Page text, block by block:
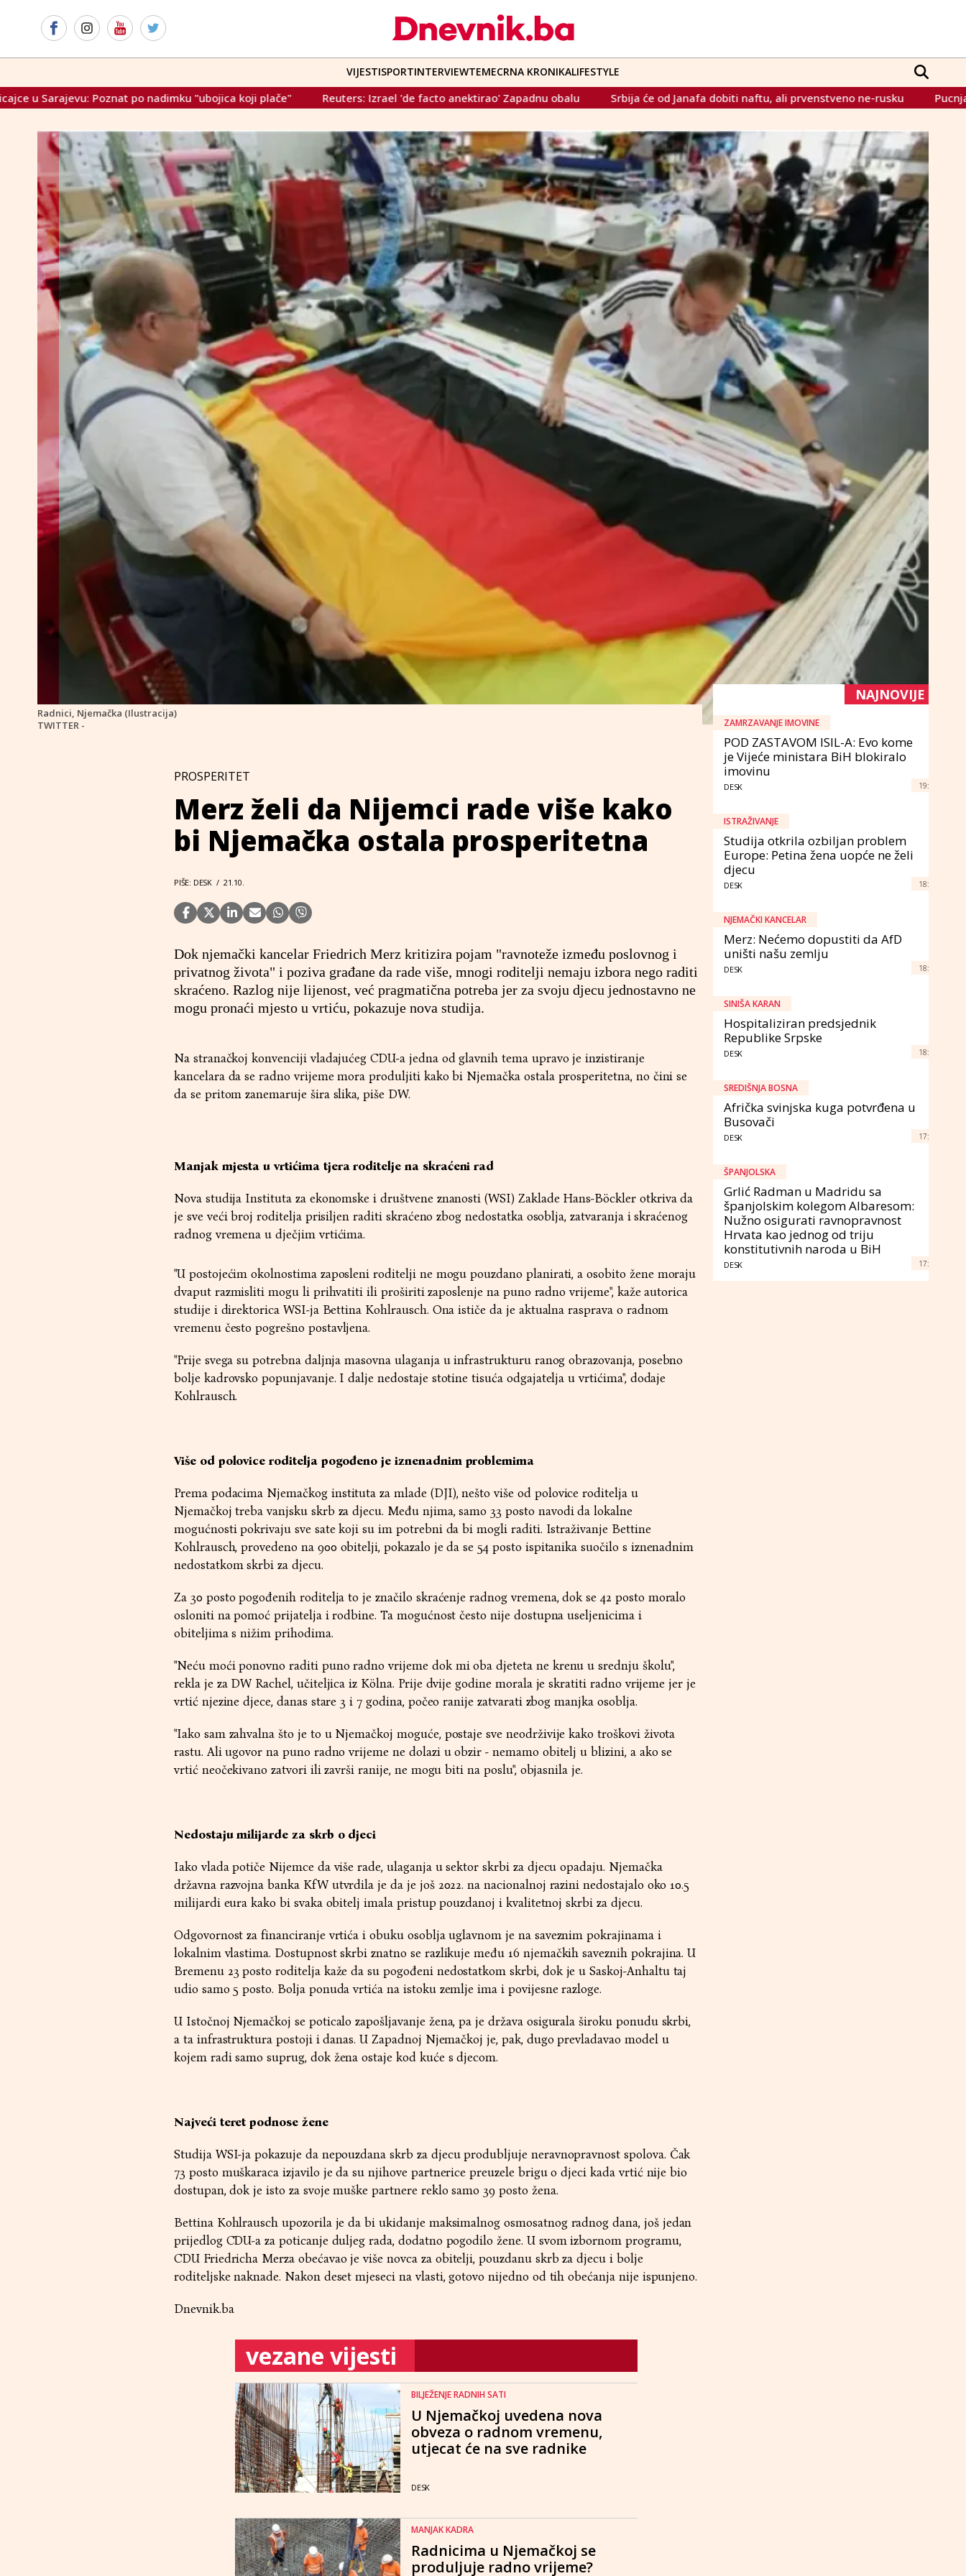
VIJESTISPORTINTERVIEWTEMECRNA KRONIKALIFESTYLE
"ubojica koji plače" Reuters: Izrael 'de facto anektirao' Zapadnu obalu Srbija će od Janafa dobiti naftu, ali prvenstveno ne-rusku Pucnjava na Ilidži: Policija ranila
Radnici, Njemačka (Ilustracija)
TWITTER -
PROSPERITET
Merz želi da Nijemci rade više kako
bi Njemačka ostala prosperitetna
PIŠE: DESK / 21.10.
Dok njemački kancelar Friedrich Merz kritizira pojam "ravnoteže između poslovnog i
privatnog života" i poziva građane da rade više, mnogi roditelji nemaju izbora nego raditi
skraćeno. Razlog nije lijenost, već pragmatična potreba jer za svoju djecu jednostavno ne
mogu pronaći mjesto u vrtiću, pokazuje nova studija.
Na stranačkoj konvenciji vladajućeg CDU-a jedna od glavnih tema upravo je inzistiranje
kancelara da se radno vrijeme mora produljiti kako bi Njemačka ostala prosperitetna, no čini se
da se pritom zanemaruje šira slika, piše DW.
Manjak mjesta u vrtićima tjera roditelje na skraćeni rad
Nova studija Instituta za ekonomske i društvene znanosti (WSI) Zaklade Hans-Böckler otkriva da
je sve veći broj roditelja prisiljen raditi skraćeno zbog nedostatka osoblja, zatvaranja i skraćenog
radnog vremena u dječjim vrtićima.
"U postojećim okolnostima zaposleni roditelji ne mogu pouzdano planirati, a osobito žene moraju
dvaput razmisliti mogu li prihvatiti ili proširiti zaposlenje na puno radno vrijeme", kaže autorica
studije i direktorica WSI-ja Bettina Kohlrausch. Ona ističe da je aktualna rasprava o radnom
vremenu često pogrešno postavljena.
"Prije svega su potrebna daljnja masovna ulaganja u infrastrukturu ranog obrazovanja, posebno
bolje kadrovsko popunjavanje. I dalje nedostaje stotine tisuća odgajatelja u vrtićima", dodaje
Kohlrausch.
Više od polovice roditelja pogođeno je iznenadnim problemima
Prema podacima Njemačkog instituta za mlade (DJI), nešto više od polovice roditelja u
Njemačkoj treba vanjsku skrb za djecu. Među njima, samo 33 posto navodi da lokalne
mogućnosti pokrivaju sve sate koji su im potrebni da bi mogli raditi. Istraživanje Bettine
Kohlrausch, provedeno na 900 obitelji, pokazalo je da se 54 posto ispitanika suočilo s iznenadnim
nedostatkom skrbi za djecu.
Za 30 posto pogođenih roditelja to je značilo skraćenje radnog vremena, dok se 42 posto moralo
osloniti na pomoć prijatelja i rodbine. Ta mogućnost često nije dostupna useljenicima i
obiteljima s nižim prihodima.
"Neću moći ponovno raditi puno radno vrijeme dok mi oba djeteta ne krenu u srednju školu",
rekla je za DW Rachel, učiteljica iz Kölna. Prije dvije godine morala je skratiti radno vrijeme jer je
vrtić njezine djece, danas stare 3 i 7 godina, počeo ranije zatvarati zbog manjka osoblja.
"Iako sam zahvalna što je to u Njemačkoj moguće, postaje sve neodrživije kako troškovi života
rastu. Ali ugovor na puno radno vrijeme ne dolazi u obzir - nemamo obitelj u blizini, a ako se
vrtić neočekivano zatvori ili završi ranije, ne mogu biti na poslu", objasnila je.
Nedostaju milijarde za skrb o djeci
Iako vlada potiče Nijemce da više rade, ulaganja u sektor skrbi za djecu opadaju. Njemačka
državna razvojna banka KfW utvrdila je da je još 2022. na nacionalnoj razini nedostajalo oko 10.5
milijardi eura kako bi svaka obitelj imala pristup pouzdanoj i kvalitetnoj skrbi za djecu.
Odgovornost za financiranje vrtića i obuku osoblja uglavnom je na saveznim pokrajinama i
lokalnim vlastima. Dostupnost skrbi znatno se razlikuje među 16 njemačkih saveznih pokrajina. U
Bremenu 23 posto roditelja kaže da su pogođeni nedostatkom skrbi, dok je u Saskoj-Anhaltu taj
udio samo 5 posto. Bolja ponuda vrtića na istoku zemlje ima i povijesne razloge.
U Istočnoj Njemačkoj se poticalo zapošljavanje žena, pa je država osigurala široku ponudu skrbi,
a ta infrastruktura postoji i danas. U Zapadnoj Njemačkoj je, pak, dugo prevladavao model u
kojem radi samo suprug, dok žena ostaje kod kuće s djecom.
Najveći teret podnose žene
Studija WSI-ja pokazuje da nepouzdana skrb za djecu produbljuje neravnopravnost spolova. Čak
73 posto muškaraca izjavilo je da su njihove partnerice preuzele brigu o djeci kada vrtić nije bio
dostupan, dok je isto za svoje muške partnere reklo samo 39 posto žena.
Bettina Kohlrausch upozorila je da bi ukidanje maksimalnog osmosatnog radnog dana, još jedan
prijedlog CDU-a za poticanje duljeg rada, dodatno pogodilo žene. U svom izbornom programu,
CDU Friedricha Merza obećavao je više novca za obitelji, pouzdanu skrb za djecu i bolje
roditeljske naknade. Nakon deset mjeseci na vlasti, gotovo nijedno od tih obećanja nije ispunjeno.
Dnevnik.ba
vezane vijesti
BILJEŽENJE RADNIH SATI
U Njemačkoj uvedena nova
obveza o radnom vremenu,
utjecat će na sve radnike
DESK
MANJAK KADRA
Radnicima u Njemačkoj se
produljuje radno vrijeme?
NAJNOVIJE
ZAMRZAVANJE IMOVINE
POD ZASTAVOM ISIL-A: Evo kome
je Vijeće ministara BiH blokiralo
imovinu
DESK 19:
ISTRAŽIVANJE
Studija otkrila ozbiljan problem
Europe: Petina žena uopće ne želi
djecu
DESK 18:
NJEMAČKI KANCELAR
Merz: Nećemo dopustiti da AfD
uništi našu zemlju
DESK 18:
SINIŠA KARAN
Hospitaliziran predsjednik
Republike Srpske
DESK 18:
SREDIŠNJA BOSNA
Afrička svinjska kuga potvrđena u
Busovači
DESK 17:
ŠPANJOLSKA
Grlić Radman u Madridu sa
španjolskim kolegom Albaresom:
Nužno osigurati ravnopravnost
Hrvata kao jednog od triju
konstitutivnih naroda u BiH
DESK 17: